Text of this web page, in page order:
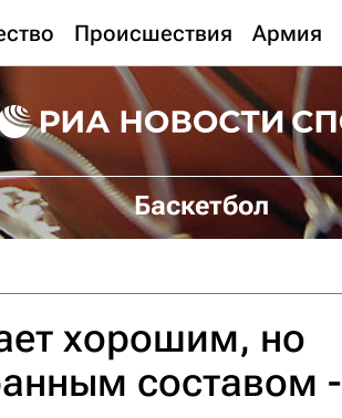
Происшествия Армия
Баскетбол
хорошим, но
составом -